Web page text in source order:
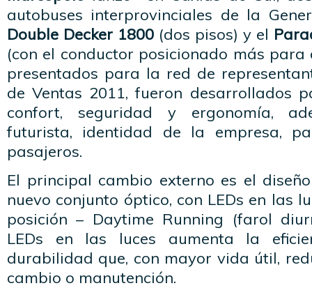
autobuses interprovinciales de la
Double Decker 1800 (dos pisos) y el
(con el conductor posicionado más para
presentados para la red de
de Ventas 2011, fueron desarrollados
confort, seguridad y ergonomía,
futurista, identidad de la empresa,
pasajeros.
El principal cambio externo es el
nuevo conjunto óptico, con LEDs en las
posición – Daytime Running (farol
LEDs en las luces aumenta la
durabilidad que, con mayor vida útil,
cambio o manutención.